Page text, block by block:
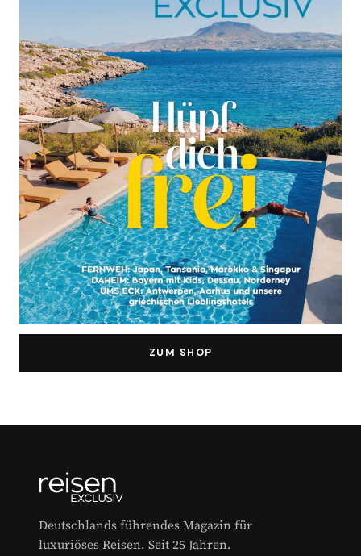
ZUM SHOP
Deutschlands führendes Magazin für
luxuriöses Reisen. Seit 25 Jahren.